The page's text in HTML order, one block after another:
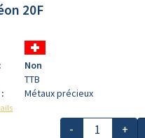
20F
Non
TTB
Métaux précieux
- +